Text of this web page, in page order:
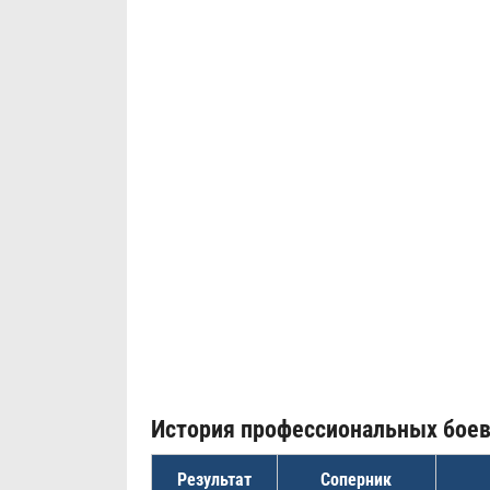
История профессиональных боев
Результат Соперник